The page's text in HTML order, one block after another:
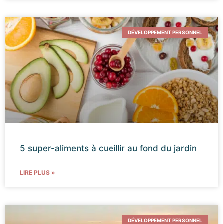
DÉVELOPPEMENT PERSONNEL
5 super-aliments à cueillir au fond du jardin
LIRE PLUS »
DÉVELOPPEMENT PERSONNEL